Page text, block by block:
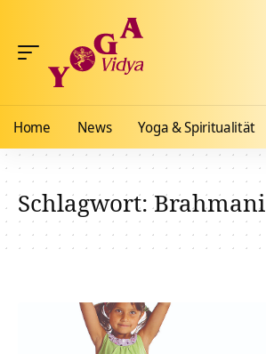
Home News Yoga & Spiritualität
Schlagwort:Brahmani